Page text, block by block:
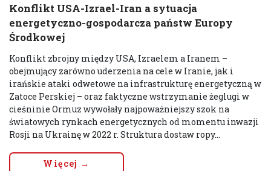
Konflikt USA-Izrael-Iran a sytuacja
energetyczno-gospodarcza państw Europy
Środkowej
Konflikt zbrojny między USA, Izraelem a Iranem –
obejmujący zarówno uderzenia na cele w Iranie, jak i
irańskie ataki odwetowe na infrastrukturę energetyczną w
Zatoce Perskiej – oraz faktyczne wstrzymanie żeglugi w
cieśninie Ormuz wywołały najpoważniejszy szok na
światowych rynkach energetycznych od momentu inwazji
Rosji na Ukrainę w 2022 r. Struktura dostaw ropy...
Więcej →